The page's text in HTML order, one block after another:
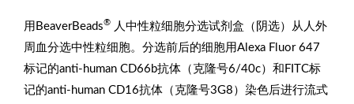
用BeaverBeads®
人中性粒细胞分选试剂盒（阴选）从人外
周血分选中性粒细胞。分选前后的细胞用Alexa Fluor 647
标记的anti-human CD66b抗体（克隆号6/40c）和FITC标
记的anti-human CD16抗体（克隆号3G8）染色后进行流式